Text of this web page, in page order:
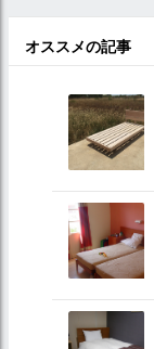
オススメの記事